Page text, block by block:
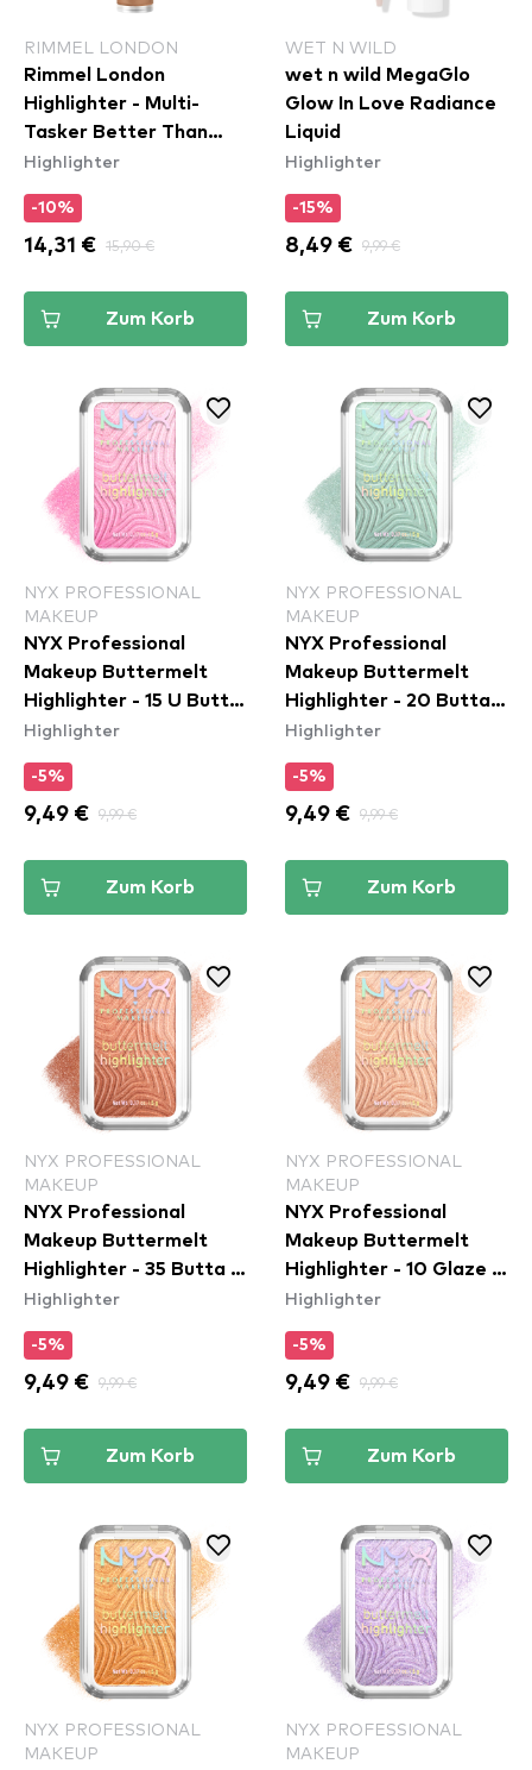
RIMMEL LONDON
Rimmel London
Highlighter - Multi-
Tasker Better Than
Filters - 005 Medium
Highlighter
-10%
14,31 € 15,90 €
Zum Korb
WET N WILD
wet n wild MegaGlo
Glow In Love Radiance
Liquid
Highlighter
-15%
8,49 € 9,99 €
Zum Korb
NYX PROFESSIONAL
MAKEUP
NYX Professional
Makeup Buttermelt
Highlighter - 15 U Butta
Werk
Highlighter
-5%
9,49 € 9,99 €
Zum Korb
NYX PROFESSIONAL
MAKEUP
NYX Professional
Makeup Buttermelt
Highlighter - 20 Butta
Mint
Highlighter
-5%
9,49 € 9,99 €
Zum Korb
NYX PROFESSIONAL
MAKEUP
NYX Professional
Makeup Buttermelt
Highlighter - 35 Butta In
Bronze
Highlighter
-5%
9,49 € 9,99 €
Zum Korb
NYX PROFESSIONAL
MAKEUP
NYX Professional
Makeup Buttermelt
Highlighter - 10 Glaze It
Butta
Highlighter
-5%
9,49 € 9,99 €
Zum Korb
NYX PROFESSIONAL
MAKEUP
NYX PROFESSIONAL
MAKEUP